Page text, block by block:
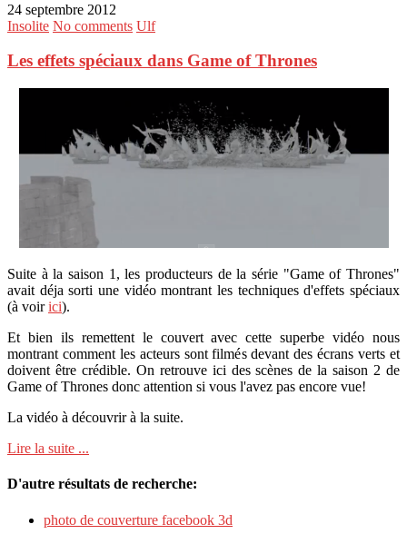
24 septembre 2012
Insolite No comments Ulf
Les effets spéciaux dans Game of Thrones
Suite à la saison 1, les producteurs de la série "Game of Thrones"
avait déja sorti une vidéo montrant les techniques d'effets spéciaux
(à voirici).
Et bien ils remettent le couvert avec cette superbe vidéo nous
montrant comment les acteurs sont filmés devant des écrans verts et
doivent être crédible. On retrouve ici des scènes de la saison 2 de
Game of Thrones donc attention si vous l'avez pas encore vue!
La vidéo à découvrir à la suite.
Lire la suite ...
D'autre résultats de recherche:
photo de couverture facebook 3d